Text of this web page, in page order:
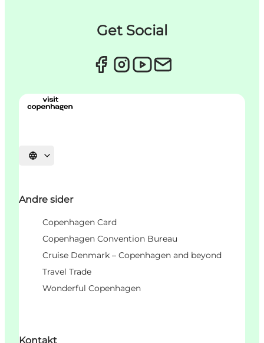
Get Social
Vælg sprog
Andre sider
Copenhagen Card
Copenhagen Convention Bureau
Cruise Denmark – Copenhagen and beyond
Travel Trade
Wonderful Copenhagen
Kontakt